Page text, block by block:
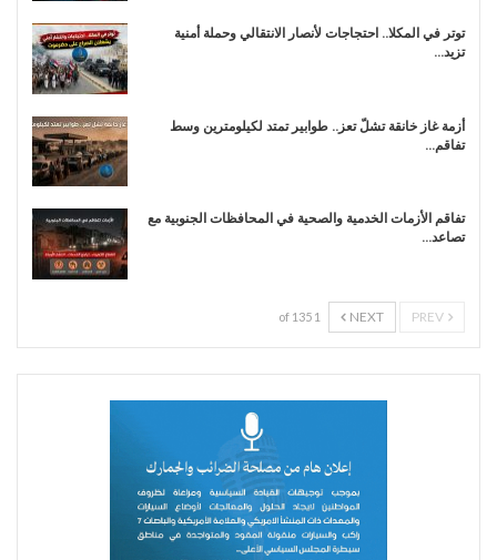
توتر في المكلا.. احتجاجات لأنصار الانتقالي وحملة أمنية
تزيد…
أزمة غاز خانقة تشلّ تعز.. طوابير تمتد لكيلومترين وسط
تفاقم…
تفاقم الأزمات الخدمية والصحية في المحافظات الجنوبية مع
تصاعد…
NEXT
1 of 135